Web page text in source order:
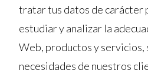
tratar tus datos de carácter
estudiar y analizar la
Web, productos y servicios,
necesidades de nuestros